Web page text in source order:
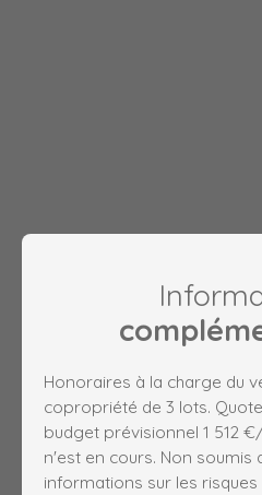
Honoraires à la charge du
copropriété de 3 lots.
budget prévisionnel 1 512
n'est en cours. Non soumis
informations sur les